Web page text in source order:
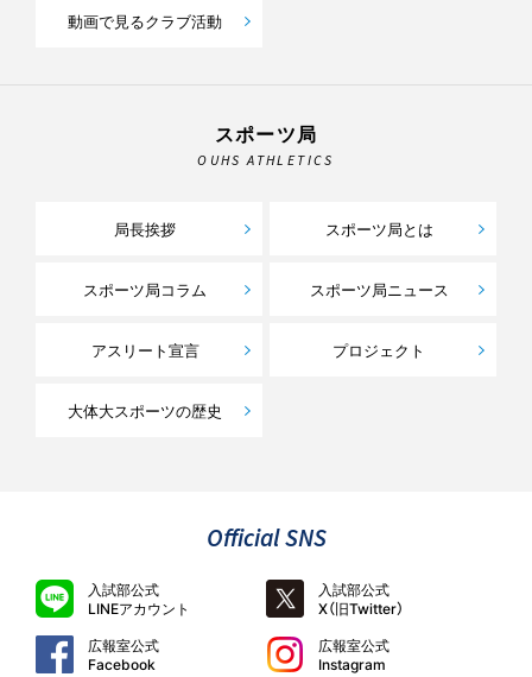
動画で見るクラブ活動
スポーツ局
OUHS ATHLETICS
局長挨拶 スポーツ局とは
スポーツ局コラム スポーツ局ニュース
アスリート宣言 プロジェクト
大体大スポーツの歴史
Official SNS
入試部公式
LINEアカウント
入試部公式
X（旧Twitter）
広報室公式
Facebook
広報室公式
Instagram